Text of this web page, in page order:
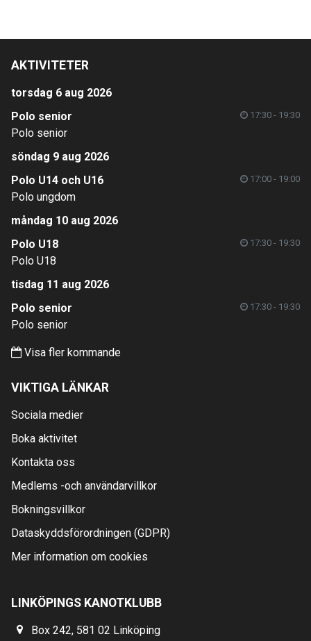
AKTIVITETER
torsdag 6 aug 2026
Polo senior
17:30 - 19:30
Polo senior
söndag 9 aug 2026
Polo U14 och U16
17:00 - 19:00
Polo ungdom
måndag 10 aug 2026
Polo U18
17:30 - 19:30
Polo U18
tisdag 11 aug 2026
Polo senior
17:30 - 19:30
Polo senior
Visa fler kommande
VIKTIGA LÄNKAR
Sociala medier
Boka aktivitet
Kontakta oss
Medlems -och användarvillkor
Bokningsvillkor
Dataskyddsförordningen (GDPR)
Mer information om cookies
LINKÖPINGS KANOTKLUBB
Box 242, 581 02 Linköping